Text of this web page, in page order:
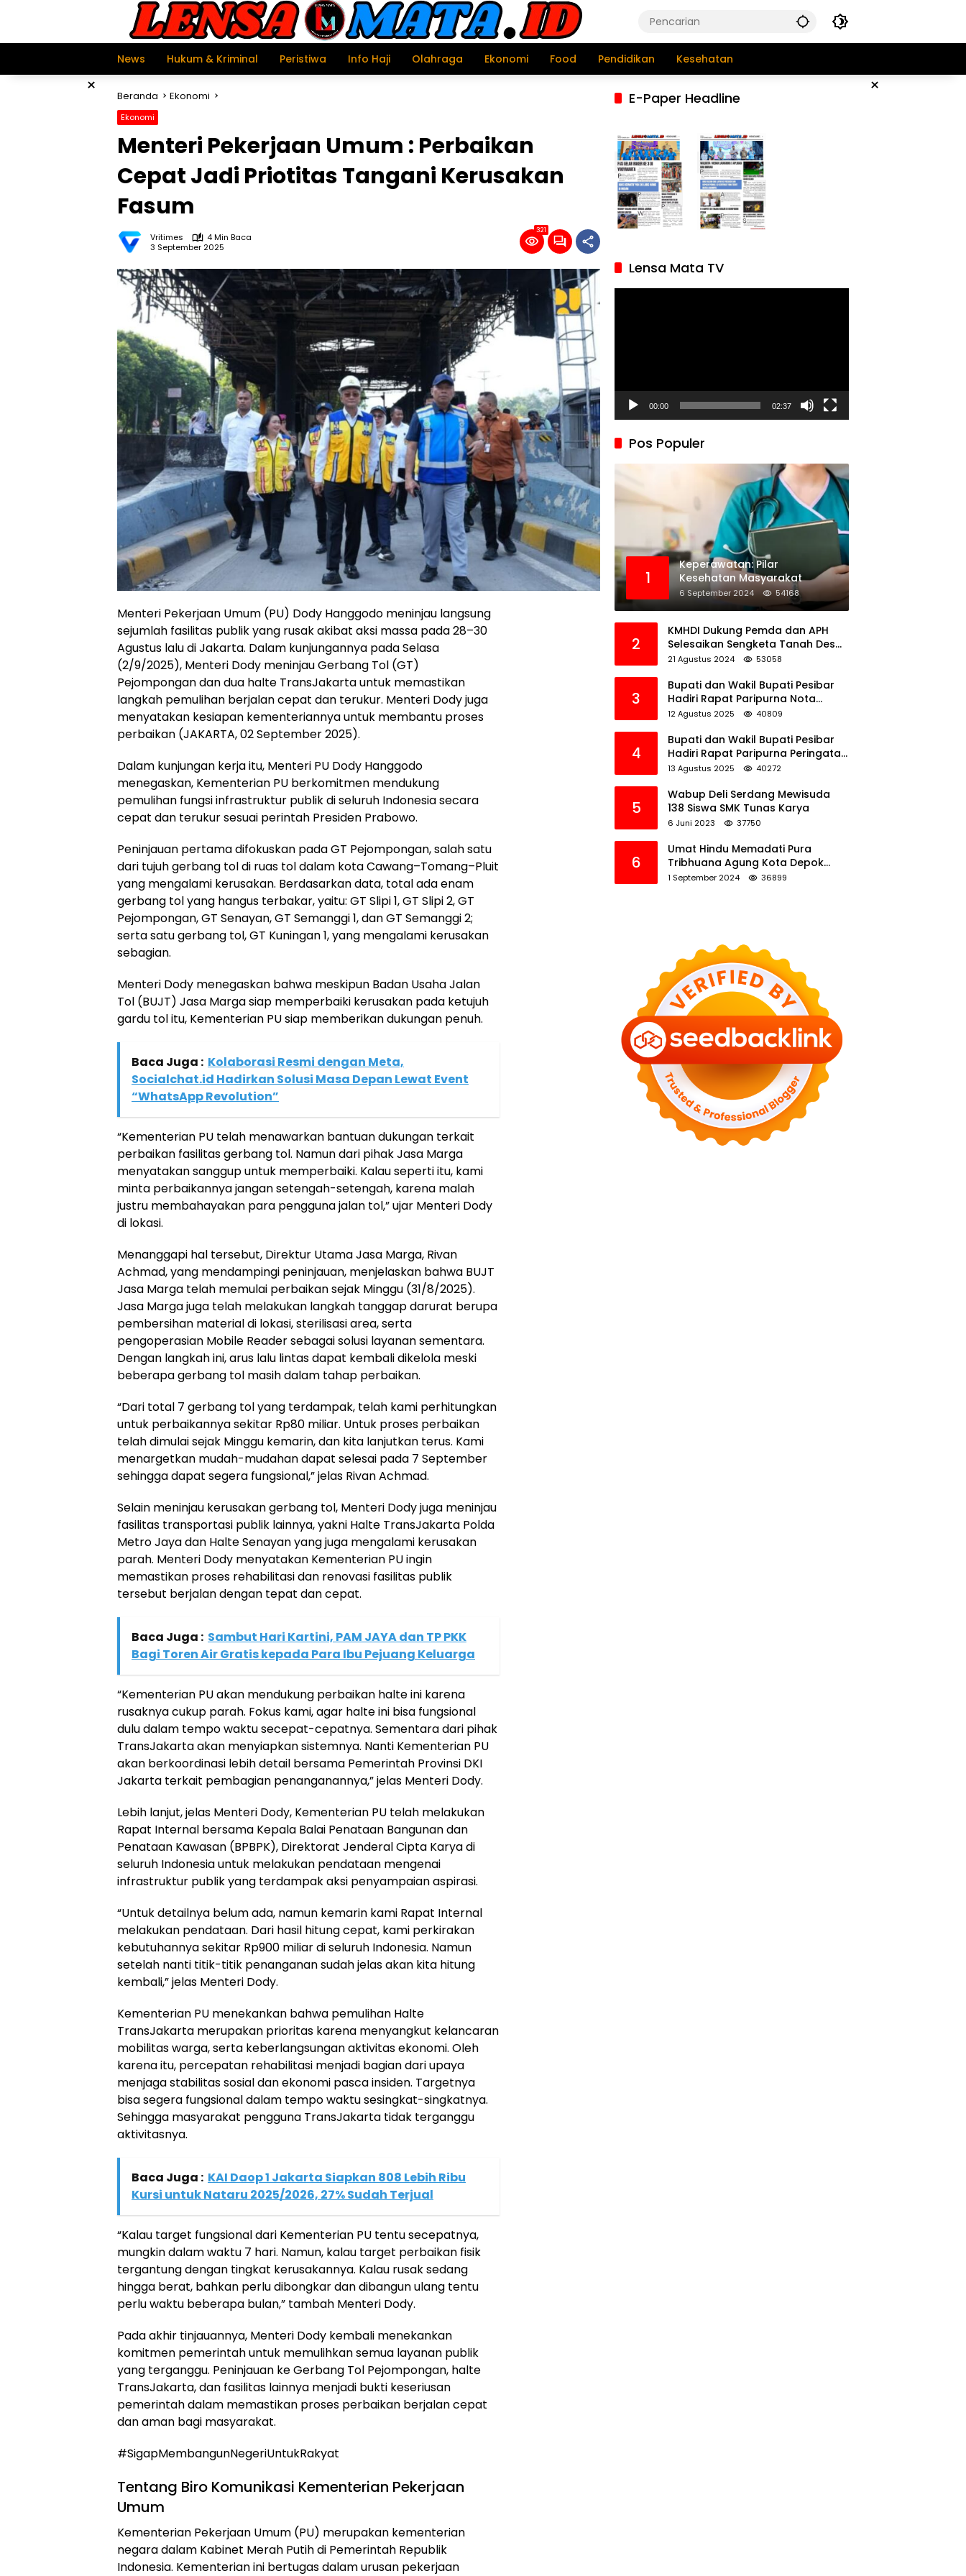
News
Hukum & Kriminal Peristiwa Info Haji Olahraga Ekonomi Food Pendidikan Kesehatan
× ×
Beranda Ekonomi
Ekonomi
Menteri Pekerjaan Umum : Perbaikan
Cepat Jadi Priotitas Tangani Kerusakan
Fasum
Vritimes
4 Min Baca
3 September 2025
321
Menteri Pekerjaan Umum (PU) Dody Hanggodo meninjau langsung
sejumlah fasilitas publik yang rusak akibat aksi massa pada 28–30
Agustus lalu di Jakarta. Dalam kunjungannya pada Selasa
(2/9/2025), Menteri Dody meninjau Gerbang Tol (GT)
Pejompongan dan dua halte TransJakarta untuk memastikan
langkah pemulihan berjalan cepat dan terukur. Menteri Dody juga
menyatakan kesiapan kementeriannya untuk membantu proses
perbaikan (JAKARTA, 02 September 2025).
Dalam kunjungan kerja itu, Menteri PU Dody Hanggodo
menegaskan, Kementerian PU berkomitmen mendukung
pemulihan fungsi infrastruktur publik di seluruh Indonesia secara
cepat dan terukur sesuai perintah Presiden Prabowo.
Peninjauan pertama difokuskan pada GT Pejompongan, salah satu
dari tujuh gerbang tol di ruas tol dalam kota Cawang–Tomang–Pluit
yang mengalami kerusakan. Berdasarkan data, total ada enam
gerbang tol yang hangus terbakar, yaitu: GT Slipi 1, GT Slipi 2, GT
Pejompongan, GT Senayan, GT Semanggi 1, dan GT Semanggi 2;
serta satu gerbang tol, GT Kuningan 1, yang mengalami kerusakan
sebagian.
Menteri Dody menegaskan bahwa meskipun Badan Usaha Jalan
Tol (BUJT) Jasa Marga siap memperbaiki kerusakan pada ketujuh
gardu tol itu, Kementerian PU siap memberikan dukungan penuh.
Baca Juga : Kolaborasi Resmi dengan Meta,
Socialchat.id Hadirkan Solusi Masa Depan Lewat Event
“WhatsApp Revolution”
“Kementerian PU telah menawarkan bantuan dukungan terkait
perbaikan fasilitas gerbang tol. Namun dari pihak Jasa Marga
menyatakan sanggup untuk memperbaiki. Kalau seperti itu, kami
minta perbaikannya jangan setengah-setengah, karena malah
justru membahayakan para pengguna jalan tol,” ujar Menteri Dody
di lokasi.
Menanggapi hal tersebut, Direktur Utama Jasa Marga, Rivan
Achmad, yang mendampingi peninjauan, menjelaskan bahwa BUJT
Jasa Marga telah memulai perbaikan sejak Minggu (31/8/2025).
Jasa Marga juga telah melakukan langkah tanggap darurat berupa
pembersihan material di lokasi, sterilisasi area, serta
pengoperasian Mobile Reader sebagai solusi layanan sementara.
Dengan langkah ini, arus lalu lintas dapat kembali dikelola meski
beberapa gerbang tol masih dalam tahap perbaikan.
“Dari total 7 gerbang tol yang terdampak, telah kami perhitungkan
untuk perbaikannya sekitar Rp80 miliar. Untuk proses perbaikan
telah dimulai sejak Minggu kemarin, dan kita lanjutkan terus. Kami
menargetkan mudah-mudahan dapat selesai pada 7 September
sehingga dapat segera fungsional,” jelas Rivan Achmad.
Selain meninjau kerusakan gerbang tol, Menteri Dody juga meninjau
fasilitas transportasi publik lainnya, yakni Halte TransJakarta Polda
Metro Jaya dan Halte Senayan yang juga mengalami kerusakan
parah. Menteri Dody menyatakan Kementerian PU ingin
memastikan proses rehabilitasi dan renovasi fasilitas publik
tersebut berjalan dengan tepat dan cepat.
Baca Juga : Sambut Hari Kartini, PAM JAYA dan TP PKK
Bagi Toren Air Gratis kepada Para Ibu Pejuang Keluarga
“Kementerian PU akan mendukung perbaikan halte ini karena
rusaknya cukup parah. Fokus kami, agar halte ini bisa fungsional
dulu dalam tempo waktu secepat-cepatnya. Sementara dari pihak
TransJakarta akan menyiapkan sistemnya. Nanti Kementerian PU
akan berkoordinasi lebih detail bersama Pemerintah Provinsi DKI
Jakarta terkait pembagian penanganannya,” jelas Menteri Dody.
Lebih lanjut, jelas Menteri Dody, Kementerian PU telah melakukan
Rapat Internal bersama Kepala Balai Penataan Bangunan dan
Penataan Kawasan (BPBPK), Direktorat Jenderal Cipta Karya di
seluruh Indonesia untuk melakukan pendataan mengenai
infrastruktur publik yang terdampak aksi penyampaian aspirasi.
“Untuk detailnya belum ada, namun kemarin kami Rapat Internal
melakukan pendataan. Dari hasil hitung cepat, kami perkirakan
kebutuhannya sekitar Rp900 miliar di seluruh Indonesia. Namun
setelah nanti titik-titik penanganan sudah jelas akan kita hitung
kembali,” jelas Menteri Dody.
Kementerian PU menekankan bahwa pemulihan Halte
TransJakarta merupakan prioritas karena menyangkut kelancaran
mobilitas warga, serta keberlangsungan aktivitas ekonomi. Oleh
karena itu, percepatan rehabilitasi menjadi bagian dari upaya
menjaga stabilitas sosial dan ekonomi pasca insiden. Targetnya
bisa segera fungsional dalam tempo waktu sesingkat-singkatnya.
Sehingga masyarakat pengguna TransJakarta tidak terganggu
aktivitasnya.
Baca Juga : KAI Daop 1 Jakarta Siapkan 808 Lebih Ribu
Kursi untuk Nataru 2025/2026, 27% Sudah Terjual
“Kalau target fungsional dari Kementerian PU tentu secepatnya,
mungkin dalam waktu 7 hari. Namun, kalau target perbaikan fisik
tergantung dengan tingkat kerusakannya. Kalau rusak sedang
hingga berat, bahkan perlu dibongkar dan dibangun ulang tentu
perlu waktu beberapa bulan,” tambah Menteri Dody.
Pada akhir tinjauannya, Menteri Dody kembali menekankan
komitmen pemerintah untuk memulihkan semua layanan publik
yang terganggu. Peninjauan ke Gerbang Tol Pejompongan, halte
TransJakarta, dan fasilitas lainnya menjadi bukti keseriusan
pemerintah dalam memastikan proses perbaikan berjalan cepat
dan aman bagi masyarakat.
#SigapMembangunNegeriUntukRakyat
Tentang Biro Komunikasi Kementerian Pekerjaan
Umum
Kementerian Pekerjaan Umum (PU) merupakan kementerian
negara dalam Kabinet Merah Putih di Pemerintah Republik
Indonesia. Kementerian ini bertugas dalam urusan pekerjaan
E-Paper Headline
Lensa Mata TV
00:00 02:37
Pos Populer
1
Keperawatan: Pilar
Kesehatan Masyarakat
6 September 2024 54168
2
KMHDI Dukung Pemda dan APH
Selesaikan Sengketa Tanah Desa
Tawamalewe
21 Agustus 2024 53058
3
Bupati dan Wakil Bupati Pesibar
Hadiri Rapat Paripurna Nota
Keuangan Ranperda APBD
12 Agustus 2025 40809
4
Bupati dan Wakil Bupati Pesibar
Hadiri Rapat Paripurna Peringatan
HUT Ke-12 Pesibar
13 Agustus 2025 40272
5
Wabup Deli Serdang Mewisuda
138 Siswa SMK Tunas Karya
6 Juni 2023 37750
6
Umat Hindu Memadati Pura
Tribhuana Agung Kota Depok
Jawa Barat
1 September 2024 36899